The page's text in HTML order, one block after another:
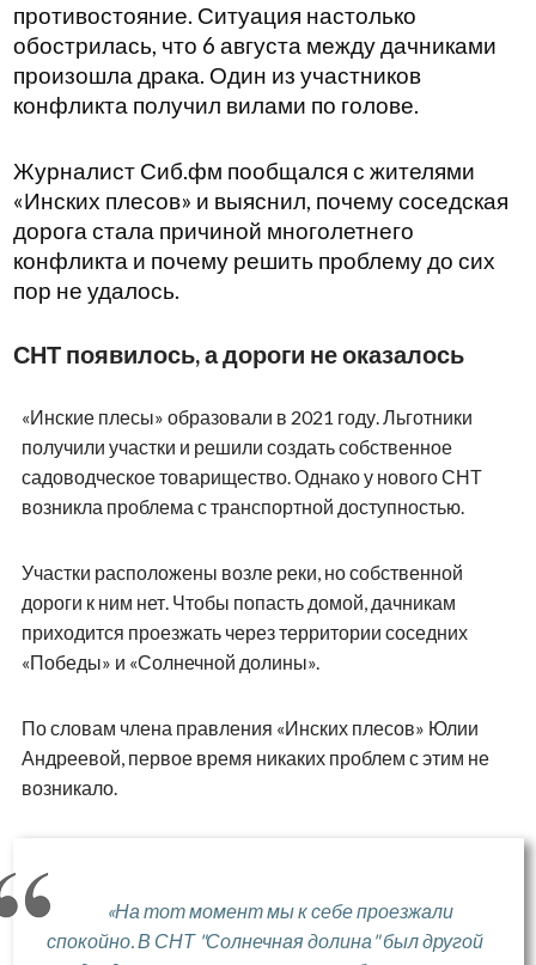
противостояние. Ситуация настолько
обострилась, что 6 августа между дачниками
произошла драка. Один из участников
конфликта получил вилами по голове.
Журналист Сиб.фм пообщался с жителями
«Инских плесов» и выяснил, почему соседская
дорога стала причиной многолетнего
конфликта и почему решить проблему до сих
пор не удалось.
СНТ появилось, а дороги не оказалось
«Инские плесы» образовали в 2021 году. Льготники
получили участки и решили создать собственное
садоводческое товарищество. Однако у нового СНТ
возникла проблема с транспортной доступностью.
Участки расположены возле реки, но собственной
дороги к ним нет. Чтобы попасть домой, дачникам
приходится проезжать через территории соседних
«Победы» и «Солнечной долины».
По словам члена правления «Инских плесов» Юлии
Андреевой, первое время никаких проблем с этим не
возникало.
«На тот момент мы к себе проезжали
спокойно. В СНТ "Солнечная долина" был другой